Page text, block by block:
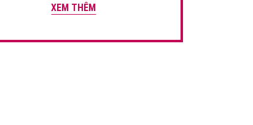
XEM THÊM